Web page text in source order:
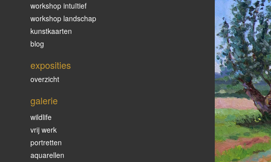
workshop intuïtief
workshop landschap
kunstkaarten
blog
exposities
overzicht
galerie
wildlife
vrij werk
portretten
aquarellen